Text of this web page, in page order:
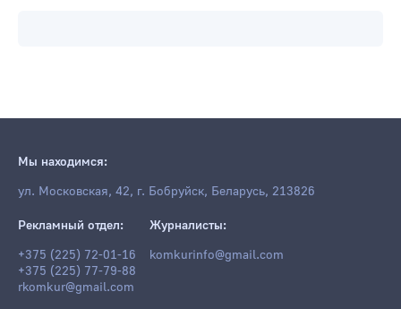
Мы находимся:
ул. Московская, 42, г. Бобруйск, Беларусь, 213826
Рекламный отдел:
+375 (225) 72-01-16
+375 (225) 77-79-88
rkomkur@gmail.com
Журналисты:
komkurinfo@gmail.com